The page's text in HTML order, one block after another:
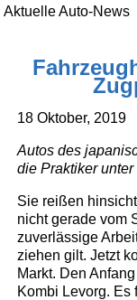
Aktuelle Auto-News
18 Oktober, 2019
Autos des
die Praktiker
Sie reißen
nicht gerade vom
zuverlässige
ziehen gilt. Jetzt
Markt. Den
Kombi Levorg. Es